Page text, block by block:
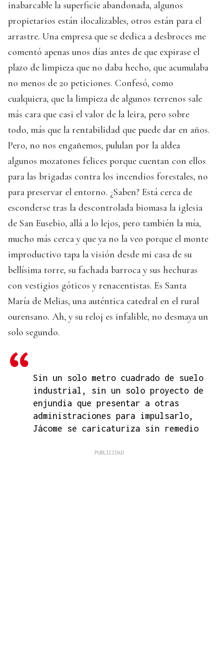
inabarcable la superficie abandonada, algunos
propietarios están ilocalizables, otros están para el
arrastre. Una empresa que se dedica a desbroces me
comentó apenas unos días antes de que expirase el
plazo de limpieza que no daba hecho, que acumulaba
no menos de 20 peticiones. Confesó, como
cualquiera, que la limpieza de algunos terrenos sale
más cara que casi el valor de la leira, pero sobre
todo, más que la rentabilidad que puede dar en años.
Pero, no nos engañemos, pululan por la aldea
algunos mozatones felices porque cuentan con ellos
para las brigadas contra los incendios forestales, no
para preservar el entorno. ¿Saben? Está cerca de
esconderse tras la descontrolada biomasa la iglesia
de San Eusebio, allá a lo lejos, pero también la mía,
mucho más cerca y que ya no la veo porque el monte
improductivo tapa la visión desde mi casa de su
bellísima torre, su fachada barroca y sus hechuras
con vestigios góticos y renacentistas. Es Santa
María de Melias, una auténtica catedral en el rural
ourensano. Ah, y su reloj es infalible, no desmaya un
solo segundo.
Sin un solo metro cuadrado de suelo
industrial, sin un solo proyecto de
enjundia que presentar a otras
administraciones para impulsarlo,
Jácome se caricaturiza sin remedio